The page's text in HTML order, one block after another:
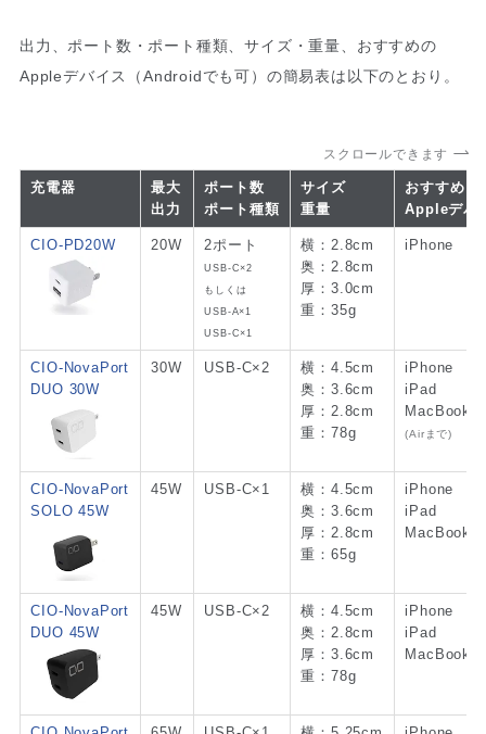
出力、ポート数・ポート種類、サイズ・重量、おすすめの
Appleデバイス（Androidでも可）の簡易表は以下のとおり。
スクロールできます
充電器
最大
出力
ポート数
ポート種類
サイズ
重量
おすすめ
Appleデバ
CIO-PD20W 20W 2ポート
USB-C×2
もしくは
USB-A×1
USB-C×1
横：2.8cm
奥：2.8cm
厚：3.0cm
重：35g
iPhone
CIO-NovaPort
DUO 30W
30W USB-C×2
横：4.5cm
奥：3.6cm
厚：2.8cm
重：78g
iPhone
iPad
MacBook
(Airまで)
CIO-NovaPort
SOLO 45W
45W USB-C×1
横：4.5cm
奥：3.6cm
厚：2.8cm
重：65g
iPhone
iPad
MacBook
CIO-NovaPort
DUO 45W
45W USB-C×2
横：4.5cm
奥：2.8cm
厚：3.6cm
重：78g
iPhone
iPad
MacBook